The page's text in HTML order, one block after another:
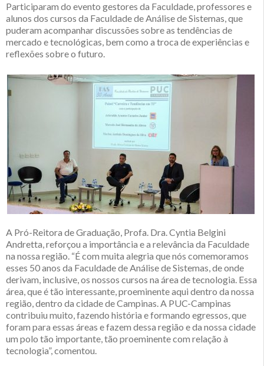
Participaram do evento gestores da Faculdade, professores e
alunos dos cursos da Faculdade de Análise de Sistemas, que
puderam acompanhar discussões sobre as tendências de
mercado e tecnológicas, bem como a troca de experiências e
reflexões sobre o futuro.
A Pró-Reitora de Graduação, Profa. Dra. Cyntia Belgini
Andretta, reforçou a importância e a relevância da Faculdade
na nossa região. “É com muita alegria que nós comemoramos
esses 50 anos da Faculdade de Análise de Sistemas, de onde
derivam, inclusive, os nossos cursos na área de tecnologia. Essa
área, que é tão interessante, proeminente aqui dentro da nossa
região, dentro da cidade de Campinas. A PUC-Campinas
contribuiu muito, fazendo história e formando egressos, que
foram para essas áreas e fazem dessa região e da nossa cidade
um polo tão importante, tão proeminente com relação à
tecnologia”, comentou.